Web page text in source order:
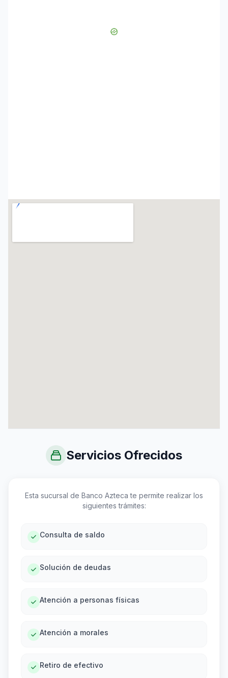
Servicios Ofrecidos
Esta sucursal de Banco Azteca te permite realizar los
siguientes trámites:
Consulta de saldo
Solución de deudas
Atención a personas físicas
Atención a morales
Retiro de efectivo